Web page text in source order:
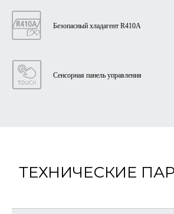
Безопасный хладагент R410A
Сенсорная панель управления
ТЕХНИЧЕСКИЕ